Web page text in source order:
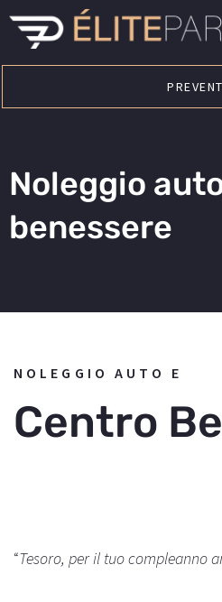
Noleggio
benessere
NOLEGGIO AUTO E
Centro
“Tesoro, per il tuo compleanno